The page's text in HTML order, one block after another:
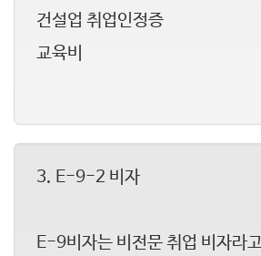
건설업 취업인정증
교육비
3. E-9-2 비자
E-9비자는 비전문 취업 비자라